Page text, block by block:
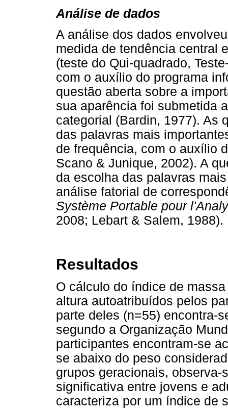
Análise de dados
A análise dos dados
medida de tendência central
(teste do Qui-quadrado,
com o auxílio do programa
questão aberta sobre a
sua aparência foi submetida
categorial (Bardin, 1977). As
das palavras mais
de frequência, com o auxílio
Scano & Junique, 2002). A
da escolha das palavras
análise fatorial de
Système Portable pour
2008; Lebart & Salem, 1988).
Resultados
O cálculo do índice de
altura autoatribuídos pelos
parte deles (n=55) encontra-
segundo a Organização
participantes encontram-se
se abaixo do peso
grupos geracionais,
significativa entre jovens e
caracteriza por um índice de